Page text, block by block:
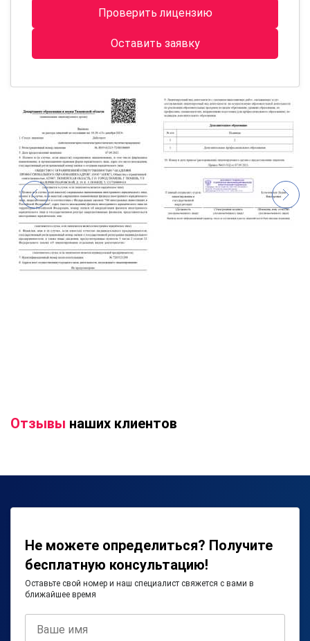
Проверить лицензию
Оставить заявку
Отзывы наших клиентов
Не можете определиться? Получите
бесплатную консультацию!
Оставьте свой номер и наш специалист свяжется с вами в
ближайшее время